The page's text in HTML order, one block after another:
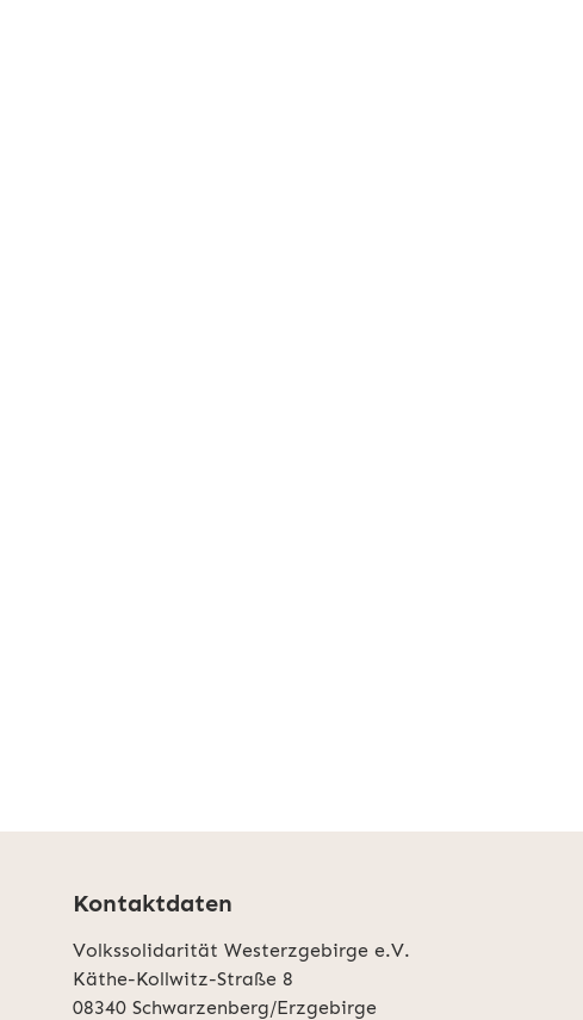
Kontaktdaten
Volkssolidarität Westerzgebirge e.V.
Käthe-Kollwitz-Straße 8
08340 Schwarzenberg/Erzgebirge